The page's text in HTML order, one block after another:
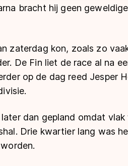
bracht hij geen
zaterdag kon, zoals zo
De Fin liet de race al na
op de dag reed Jesper
dan gepland omdat
Drie kwartier lang was